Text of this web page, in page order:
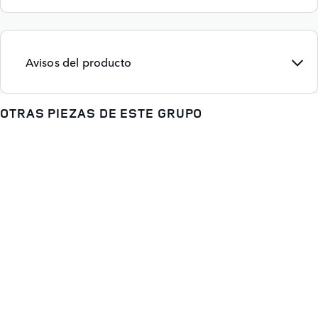
Avisos del producto
OTRAS PIEZAS DE ESTE GRUPO